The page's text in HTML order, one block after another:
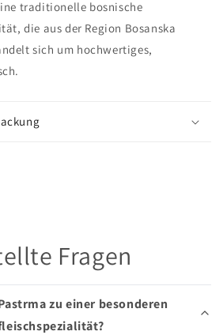
traditionelle bosnische
die aus der Region Bosanska
sich um hochwertiges,
Fragen
zu einer besonderen